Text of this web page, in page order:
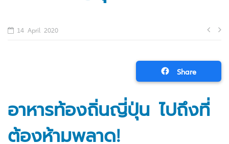
14 April 2020
Share
อาหารท้องถิ่นญี่ปุ่น ไปถึงที่
ต้องห้ามพลาด!